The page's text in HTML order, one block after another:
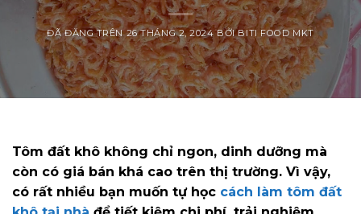
ĐÃ ĐĂNG TRÊN26 THÁNG 2, 2024 BỞIBITI FOOD MKT
Tôm đất khô không chỉ ngon, dinh dưỡng mà
còn có giá bán khá cao trên thị trường. Vì vậy,
có rất nhiều bạn muốn tự học cách làm tôm đất